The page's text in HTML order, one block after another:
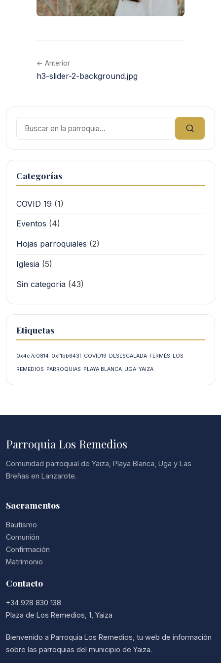
← Anterior
h3-slider-2-background.jpg
Buscar:
Categorías
COVID 19 (1)
Eventos (4)
Hojas parroquiales (2)
Iglesia (5)
Sin categoría (43)
Etiquetas
0x4c7c0814 0xf1bb643f COVID19 DESESCALADA FERMÉS LOS
REMEDIOS PARROQUIAS PLAYA BLANCA UGA YAIZA
Parroquia Los Remedios
Comunidad parroquial de Yaiza, Playa Blanca, Uga y Las
Breñas en Lanzarote.
Sacramentos
Bautismo
Comunión
Confirmación
Matrimonio
Contacto
+34 928 830 138
Plaza de Los Remedios, 1, Yaiza
Bienvenido a Parroquia Los Remedios, tu web de información
sobre las parroquias del municipio de Yaiza.